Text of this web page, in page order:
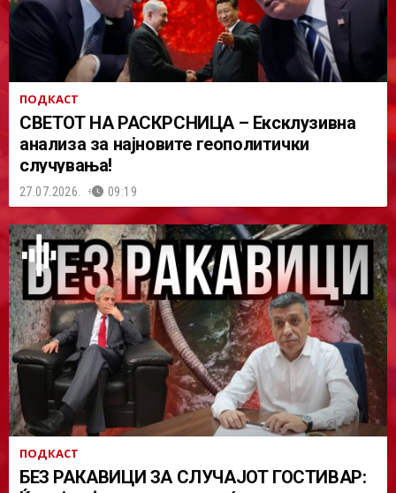
ПОДКАСТ
СВЕТОТ НА РАСКРСНИЦА – Ексклузивна
анализа за најновите геополитички
случувања!
27.07.2026. 09:19
ПОДКАСТ
БЕЗ РАКАВИЦИ ЗА СЛУЧАЈОТ ГОСТИВАР: